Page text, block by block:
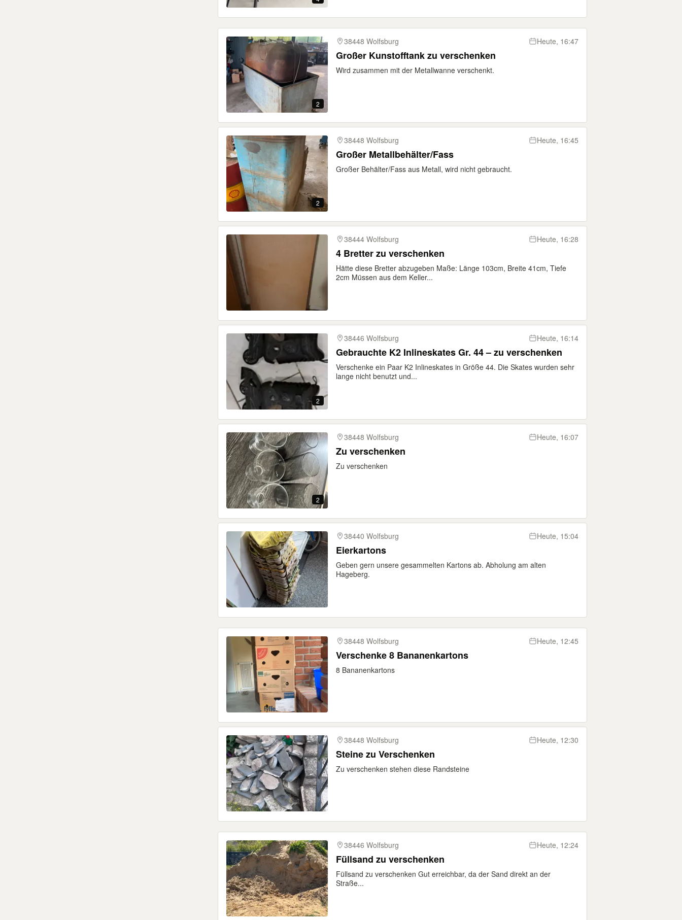
2
38448 Wolfsburg Heute, 16:47
Großer Kunstofftank zu verschenken
Wird zusammen mit der Metallwanne verschenkt.
2
38448 Wolfsburg Heute, 16:45
Großer Metallbehälter/Fass
Großer Behälter/Fass aus Metall, wird nicht gebraucht.
38444 Wolfsburg Heute, 16:28
4 Bretter zu verschenken
Hätte diese Bretter abzugeben Maße: Länge 103cm, Breite 41cm, Tiefe
2cm Müssen aus dem Keller...
2
38446 Wolfsburg Heute, 16:14
Gebrauchte K2 Inlineskates Gr. 44 – zu verschenken
Verschenke ein Paar K2 Inlineskates in Größe 44. Die Skates wurden sehr
lange nicht benutzt und...
2
38448 Wolfsburg Heute, 16:07
Zu verschenken
Zu verschenken
38440 Wolfsburg Heute, 15:04
Eierkartons
Geben gern unsere gesammelten Kartons ab. Abholung am alten
Hageberg.
38448 Wolfsburg Heute, 12:45
Verschenke 8 Bananenkartons
8 Bananenkartons
38448 Wolfsburg Heute, 12:30
Steine zu Verschenken
Zu verschenken stehen diese Randsteine
38446 Wolfsburg Heute, 12:24
Füllsand zu verschenken
Füllsand zu verschenken Gut erreichbar, da der Sand direkt an der
Straße...